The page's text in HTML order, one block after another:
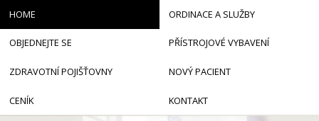
HOME ORDINACE A SLUŽBY
OBJEDNEJTE SE PŘÍSTROJOVÉ VYBAVENÍ
ZDRAVOTNÍ POJIŠŤOVNY NOVÝ PACIENT
CENÍK KONTAKT